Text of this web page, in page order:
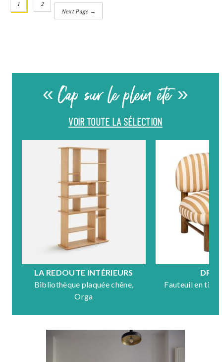
1
2
Next Page →
« Cap sur le plein été »
VOIR TOUTE LA SÉLECTION
LA REDOUTE INTÉRIEURS
Bibliothèque plaquée chêne,
Orga
Fauteuil en